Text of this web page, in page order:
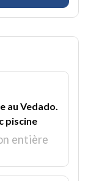
au Vedado.
piscine
entière